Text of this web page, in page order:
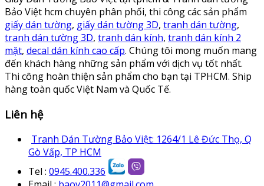
Bảo Việt hcm chuyên phân phối, thi công các sản phẩm
giấy dán tường, giấy dán tường 3D, tranh dán tường,
tranh dán tường 3D, tranh dán kính, tranh dán kính 2
mặt, decal dán kính cao cấp. Chúng tôi mong muốn mang
đến khách hàng những sản phẩm với dịch vụ tốt nhất.
Thi công hoàn thiện sản phẩm cho bạn tại TPHCM. Ship
hàng toàn quốc Việt Nam và Quốc Tế.
Liên hệ
Tranh Dán Tường Bảo Việt: 1264/1 Lê Đức Thọ, Q
Gò Vấp, TP HCM
Tel : 0945.400.336